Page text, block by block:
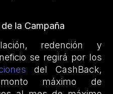
la Campaña
redención y
se regirá por los
del CashBack,
máximo de